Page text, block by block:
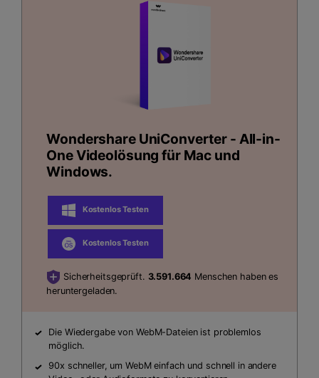
Wondershare UniConverter - All-in-
One Videolösung für Mac und
Windows.
Kostenlos Testen
Kostenlos Testen
Sicherheitsgeprüft. 3.591.664 Menschen haben es
heruntergeladen.
Die Wiedergabe von WebM-Dateien ist problemlos
möglich.
90x schneller, um WebM einfach und schnell in andere